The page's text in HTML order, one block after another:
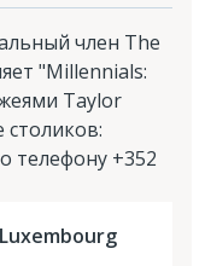
член The
"Millennials:
Taylor
столиков:
телефону +352